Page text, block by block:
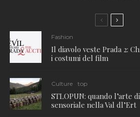
Fashion
Il diavolo veste Prada 2:
i costumi del film
Culture top
STLOPUN: quando l’arte
sensoriale nella Val dl’Ert